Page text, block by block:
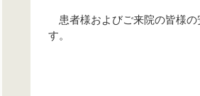
患者様およびご来院の皆様の
す。